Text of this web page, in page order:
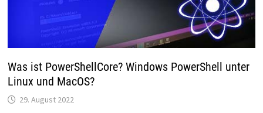
Was ist PowerShellCore? Windows PowerShell unter
Linux und MacOS?
29. August 2022